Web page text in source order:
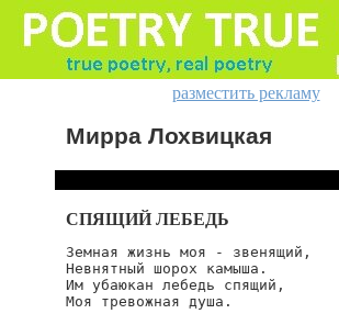
разместить рекламу
Мирра Лохвицкая
СПЯЩИЙ ЛЕБЕДЬ
Земная жизнь моя - звенящий,
Невнятный шорох камыша.
Им убаюкан лебедь спящий,
Моя тревожная душа.